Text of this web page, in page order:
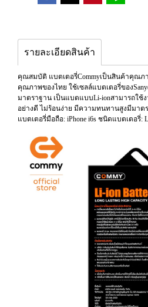
รายละเอียดสินค้า
คุณสมบัติ แบตเตอรี่Commyเป็นสินค้าคุณภ
คุณภาพของไทย ใช้เซลล์แบตเตอรี่ของ
มาตราฐาน เป็นแบตแบบLi-ionสามารถใช้
อย่างดี ไม่ร้อนง่าย มีความทนทานสูงมีมาต
แบตเตอรี่มือถือ: iPhone i6s ชนิดแบตเตอรี่: